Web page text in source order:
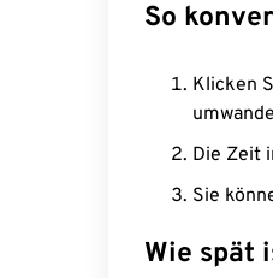
So
Klicken
Die Zeit
Sie
Wie spät